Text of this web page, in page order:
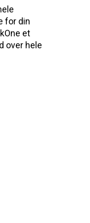
for din
et
over hele